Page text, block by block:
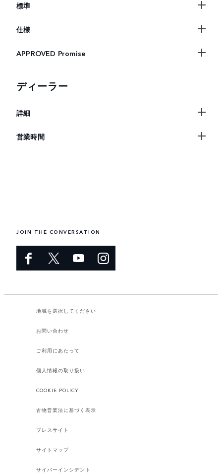
標準
仕様
APPROVED Promise
ディーラー
詳細
営業時間
JOIN THE CONVERSATION
地域を選択してください​
お問い合わせ
ご利用にあたって
個人情報の取り扱い
COOKIE POLICY
古物営業法に基づく表示
プレスサイト
サイトマップ
サイバーインシデント